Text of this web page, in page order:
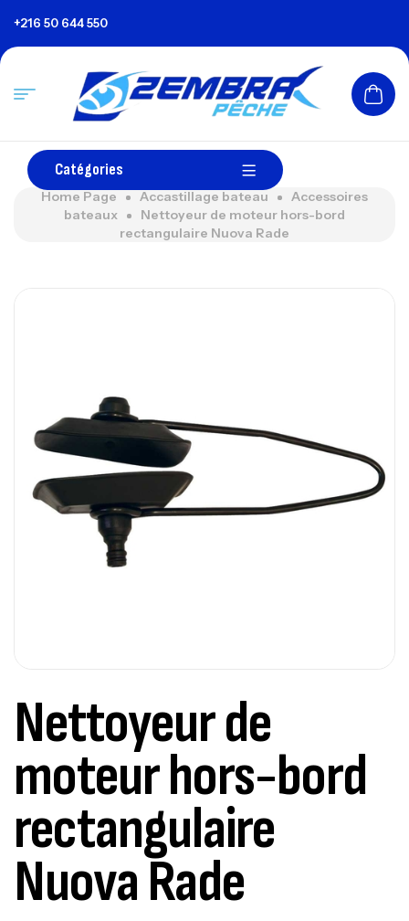
+216 50 644 550
Catégories
Home Page Accastillage bateau
Accessoires
bateaux
Nettoyeur de moteur hors-bord
rectangulaire Nuova Rade
Nettoyeur de
moteur hors-bord
rectangulaire
Nuova Rade